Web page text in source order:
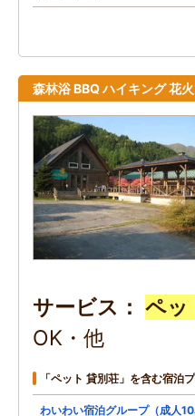
森林浴 BBQ ハイキング 花
サービス ペッ
OK・他
「ペット 貸別荘」を含む宿泊
わいわい宿泊グループ（成人